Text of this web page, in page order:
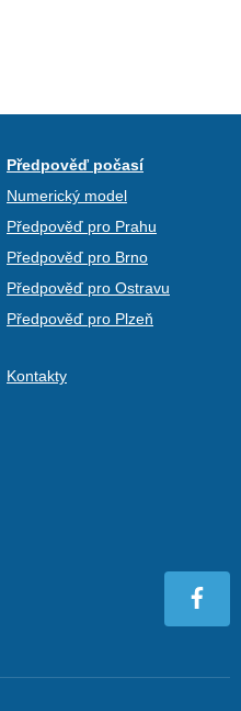
Předpověď počasí
Numerický model
Předpověď pro Prahu
Předpověď pro Brno
Předpověď pro Ostravu
Předpověď pro Plzeň
Kontakty